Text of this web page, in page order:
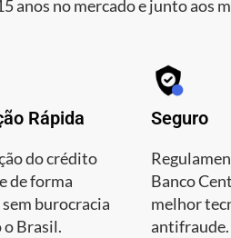
anos no mercado e junto aos
Rápida
do crédito
de forma
burocracia
Brasil.
Seguro
Banco
melhor
antifraude.